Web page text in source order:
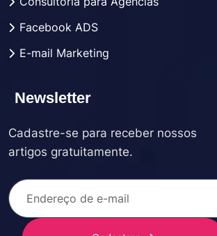
Facebook ADS
E-mail Marketing
Newsletter
Cadastre-se para receber nossos
artigos gratuitamente.